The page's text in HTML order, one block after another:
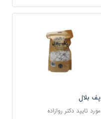
پف بلال
مورد تایید دکتر روازاده